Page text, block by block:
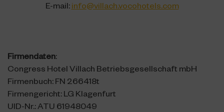
E-mail:info@villach.vocohotels.com
Firmendaten:
Congress Hotel Villach Betriebsgesellschaft mbH
Firmenbuch: FN 266418t
Firmengericht: LG Klagenfurt
UID-Nr.: ATU 61948049